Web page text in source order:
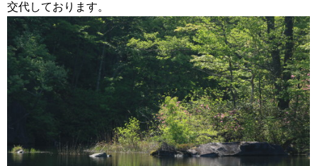
交代しております。